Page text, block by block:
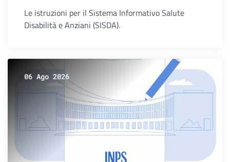
Le istruzioni per il Sistema Informativo Salute
Disabilità e Anziani (SISDA).
06 Ago 2026